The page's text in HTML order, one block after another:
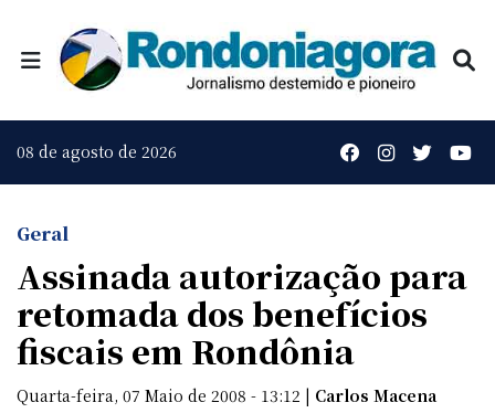
08 de agosto de 2026
Geral
Assinada autorização para
retomada dos benefícios
fiscais em Rondônia
Quarta-feira, 07 Maio de 2008 - 13:12 | Carlos Macena